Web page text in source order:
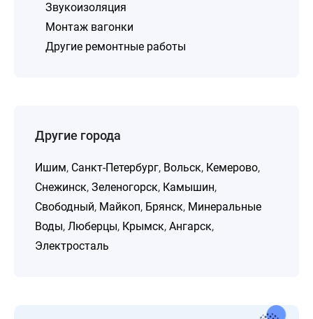
Звукоизоляция
Монтаж вагонки
Другие ремонтные работы
Другие города
Ишим, Санкт-Петербург, Вольск, Кемерово,
Снежинск, Зеленогорск, Камышин,
Свободный, Майкоп, Брянск, Минеральные
Воды, Люберцы, Крымск, Ангарск,
Электросталь